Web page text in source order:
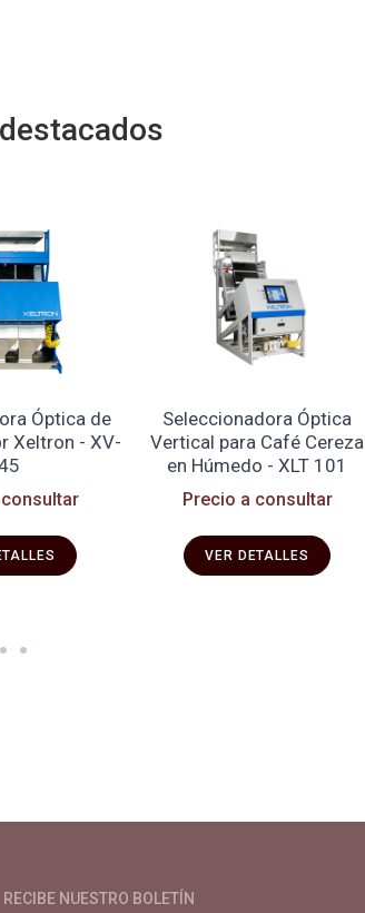
Óptica de
Xeltron - XV-
Seleccionadora Óptica
Vertical para Café Cereza
en Húmedo - XLT 101
Precio a consultar
VER DETALLES
RECIBE NUESTRO BOLETÍN